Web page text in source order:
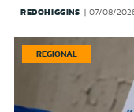
REDOHIGGINS 07/08/
REGIONAL